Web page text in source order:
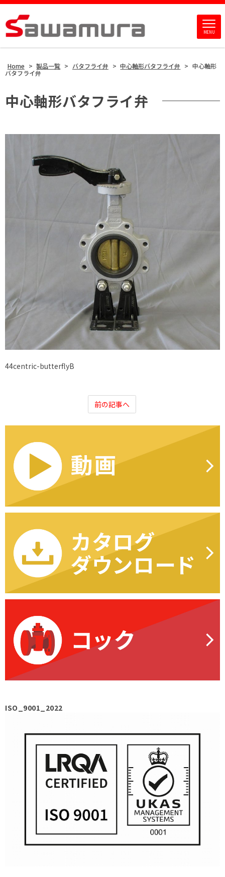
MENU
Home > 製品一覧 > バタフライ弁 > 中心軸形バタフライ弁 > 中心軸形
バタフライ弁
中心軸形バタフライ弁
44centric-butterflyB
前の記事へ
ISO_9001_2022